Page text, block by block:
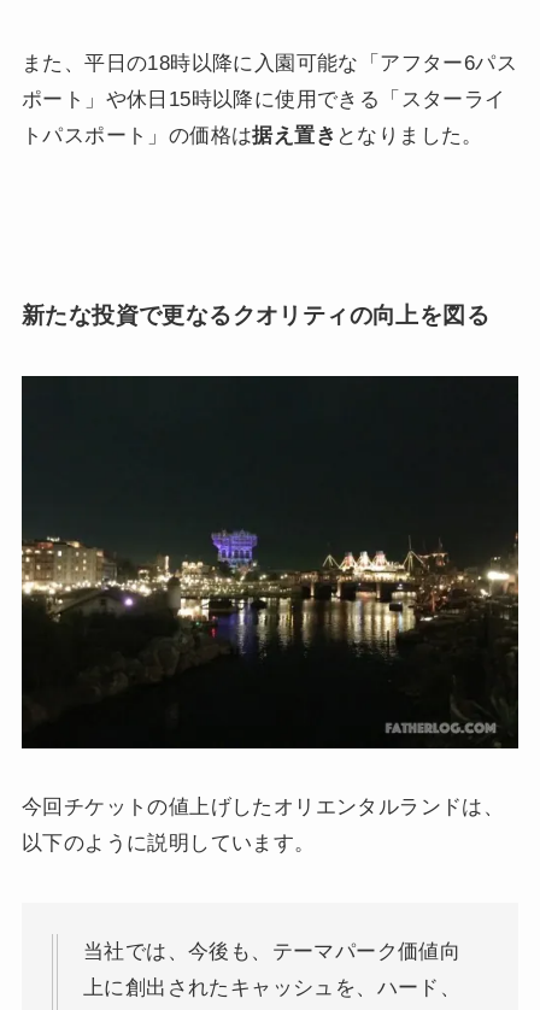
また、平日の18時以降に入園可能な「アフター6パス
ポート」や休日15時以降に使用できる「スターライ
トパスポート」の価格は据え置き となりました。
新たな投資で更なるクオリティの向上を図る
今回チケットの値上げしたオリエンタルランドは、
以下のように説明しています。
当社では、今後も、テーマパーク価値向
上に創出されたキャッシュを、ハード、